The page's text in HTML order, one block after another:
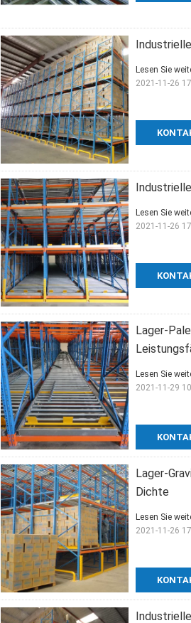
Lesen Sie
2021-11-26
Lesen Sie
2021-11-26
Lager-
Lesen Sie
2021-11-29
Lager-
Dichte
Lesen Sie
2021-11-26